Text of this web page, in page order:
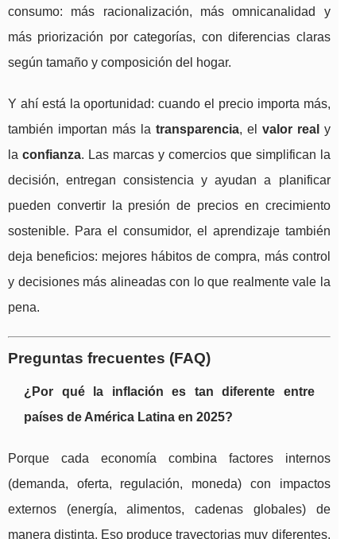
consumo: más racionalización, más omnicanalidad y
más priorización por categorías, con diferencias claras
según tamaño y composición del hogar.
Y ahí está la oportunidad: cuando el precio importa más,
también importan más la transparencia, el valor real y
la confianza. Las marcas y comercios que simplifican la
decisión, entregan consistencia y ayudan a planificar
pueden convertir la presión de precios en crecimiento
sostenible. Para el consumidor, el aprendizaje también
deja beneficios: mejores hábitos de compra, más control
y decisiones más alineadas con lo que realmente vale la
pena.
Preguntas frecuentes (FAQ)
¿Por qué la inflación es tan diferente entre
países de América Latina en 2025?
Porque cada economía combina factores internos
(demanda, oferta, regulación, moneda) con impactos
externos (energía, alimentos, cadenas globales) de
manera distinta. Eso produce trayectorias muy diferentes,